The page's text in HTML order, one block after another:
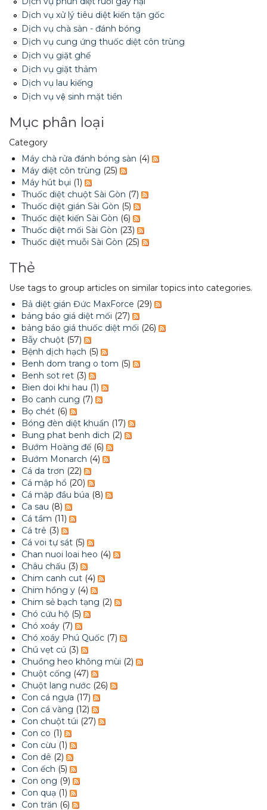
Xe đẩy làm vệ sinh Sài Gòn
Dịch vụ xử lý tiêu diệt kiến tận gốc
Dịch vụ chà sàn - đánh bóng
Dịch vụ cung ứng thuốc diệt côn trùng
Dịch vụ giặt ghế
Dịch vụ giặt thảm
Dịch vụ lau kiếng
Dịch vụ vệ sinh mặt tiền
Mục phân loại
Category
Máy chà rửa đánh bóng sàn (4)
Máy diệt côn trùng (25)
Máy hút bụi (1)
Thuốc diệt chuột Sài Gòn (7)
Thuốc diệt gián Sài Gòn (5)
Thuốc diệt kiến Sài Gòn (6)
Thuốc diệt mối Sài Gòn (23)
Thuốc diệt muỗi Sài Gòn (25)
Thẻ
Use tags to group articles on similar topics into categories.
Bả diệt gián Đức MaxForce (29)
bảng báo giá diệt mối (27)
bảng báo giá thuốc diệt mối (26)
Bẫy chuột (57)
Bệnh dịch hạch (5)
Benh dom trang o tom (5)
Benh sot ret (3)
Bien doi khi hau (1)
Bo canh cung (7)
Bọ chét (6)
Bóng đèn diệt khuẩn (17)
Bung phat benh dich (2)
Bướm Hoàng đế (6)
Bướm Monarch (4)
Cá da trơn (22)
Cá mập hổ (20)
Cá mập đầu búa (8)
Ca sau (8)
Cá tầm (11)
Cá trê (3)
Cá voi tự sát (5)
Chan nuoi loai heo (4)
Châu chấu (3)
Chim canh cut (4)
Chim hồng y (4)
Chim sẻ bạch tạng (2)
Chó cứu hộ (5)
Chó xoáy (7)
Chó xoáy Phú Quốc (7)
Chú vẹt cú (3)
Chuồng heo không mùi (2)
Chuột cống (47)
Chuột lang nước (26)
Con cá ngựa (17)
Con cá vàng (12)
Con chuột túi (27)
Con co (1)
Con cừu (1)
Con dê (2)
Con ếch (5)
Con ong (9)
Con quạ (1)
Con trăn (6)